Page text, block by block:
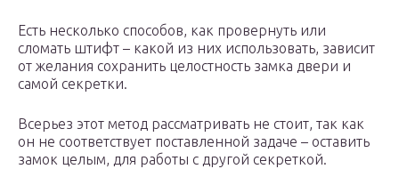
Есть несколько способов, как провернуть или
сломать штифт – какой из них использовать, зависит
от желания сохранить целостность замка двери и
самой секретки.
Всерьез этот метод рассматривать не стоит, так как
он не соответствует поставленной задаче – оставить
замок целым, для работы с другой секреткой.